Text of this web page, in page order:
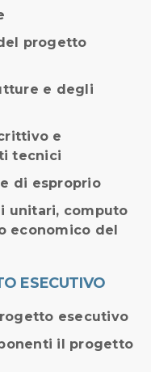
progetto
e degli
e
tecnici
di esproprio
unitari, computo
economico del
ESECUTIVO
esecutivo
il progetto